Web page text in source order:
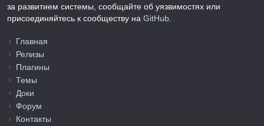
за развитием системы, сообщайте об уязвимостях или
присоединяйтесь к сообществу на GitHub
Главная
Релизы
Плагины
Темы
Доки
Форум
Контакты